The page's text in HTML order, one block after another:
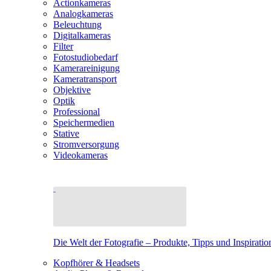
Actionkameras
Analogkameras
Beleuchtung
Digitalkameras
Filter
Fotostudiobedarf
Kamerareinigung
Kameratransport
Objektive
Optik
Professional
Speichermedien
Stative
Stromversorgung
Videokameras
Die Welt der Fotografie – Produkte, Tipps und
Kopfhörer & Headsets